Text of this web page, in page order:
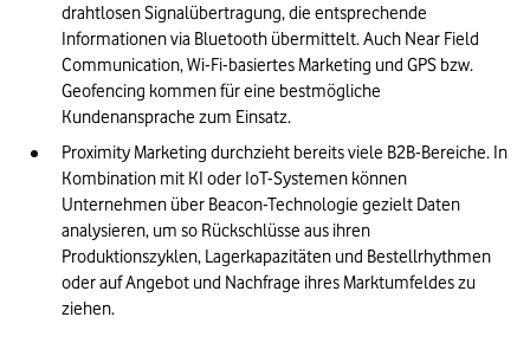
drahtlosen Signalübertragung, die entsprechende
Informationen via Bluetooth übermittelt. Auch Near Field
Communication, Wi-Fi-basiertes Marketing und GPS bzw.
Geofencing kommen für eine bestmögliche
Kundenansprache zum Einsatz.
Proximity Marketing durchzieht bereits viele B2B-Bereiche. In
Kombination mit KI oder IoT-Systemen können
Unternehmen über Beacon-Technologie gezielt Daten
analysieren, um so Rückschlüsse aus ihren
Produktionszyklen, Lagerkapazitäten und Bestellrhythmen
oder auf Angebot und Nachfrage ihres Marktumfeldes zu
ziehen.